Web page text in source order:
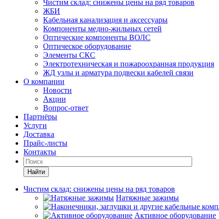
Чистим склад: снижены цены на ряд товаров
ЖБИ
Кабельная канализация и аксессуары
Компоненты медно-жильных сетей
Оптические компоненты ВОЛС
Оптическое оборудование
Элементы СКС
Электротехническая и пожароохранная продукция
ЖД узлы и арматура подвески кабелей связи
О компании
Новости
Акции
Вопрос-ответ
Партнёры
Услуги
Доставка
Прайс-листы
Контакты
Найти
Чистим склад: снижены цены на ряд товаров
Натяжные зажимы
Активное оборудование